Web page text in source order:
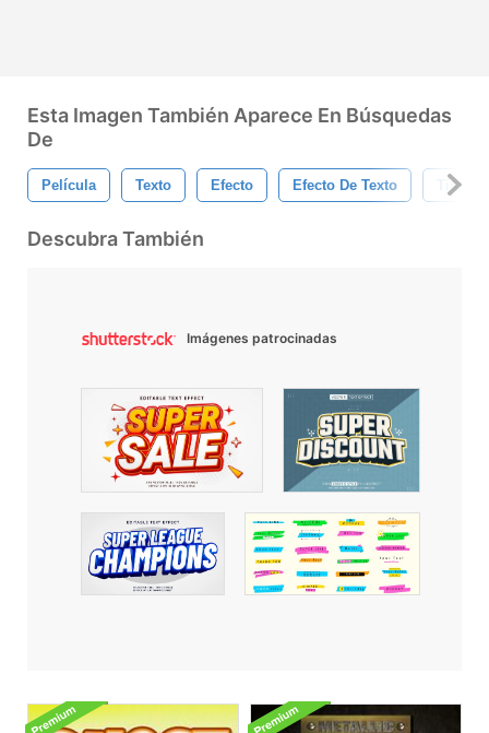
Esta Imagen También Aparece En Búsquedas
De
Película Texto Efecto Efecto De Texto Título
Descubra También
Imágenes patrocinadas